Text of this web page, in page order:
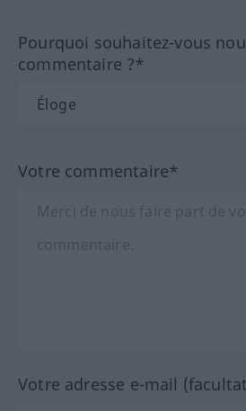
Pourquoi souhaitez-vous
commentaire ?*
Votre commentaire*
Votre adresse e-mail